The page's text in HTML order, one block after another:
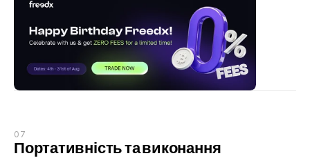
07
Портативність та виконання